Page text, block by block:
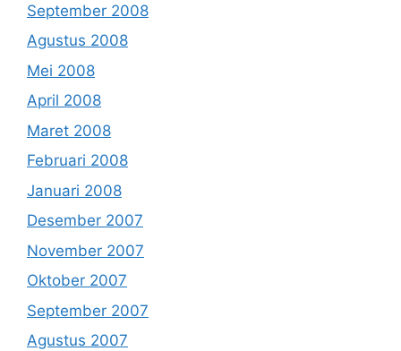
September 2008
Agustus 2008
Mei 2008
April 2008
Maret 2008
Februari 2008
Januari 2008
Desember 2007
November 2007
Oktober 2007
September 2007
Agustus 2007